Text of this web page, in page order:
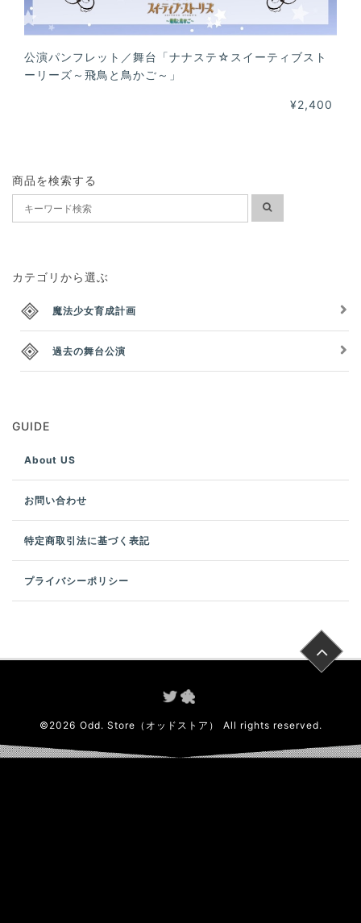
公演パンフレット／舞台「ナナステ☆スイーティブスト
ーリーズ～飛鳥と鳥かご～」
¥2,400
商品を検索する
カテゴリから選ぶ
魔法少女育成計画
過去の舞台公演
GUIDE
About US
お問い合わせ
特定商取引法に基づく表記
プライバシーポリシー
© 2026 Odd. Store（オッドストア） All rights reserved.